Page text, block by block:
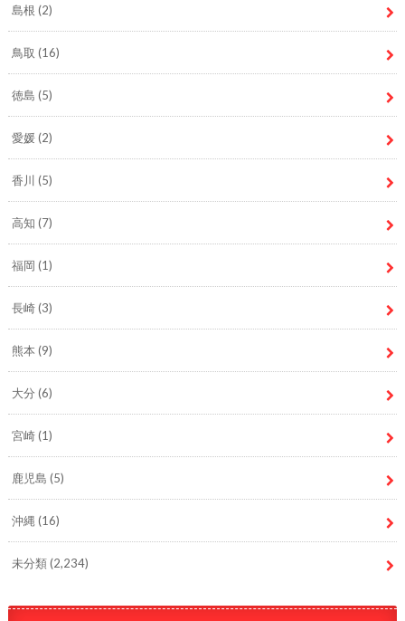
島根 (2)
鳥取 (16)
徳島 (5)
愛媛(2)
香川 (5)
高知 (7)
福岡 (1)
長崎(3)
熊本 (9)
大分 (6)
宮崎(1)
鹿児島 (5)
沖縄(16)
未分類(2,234)